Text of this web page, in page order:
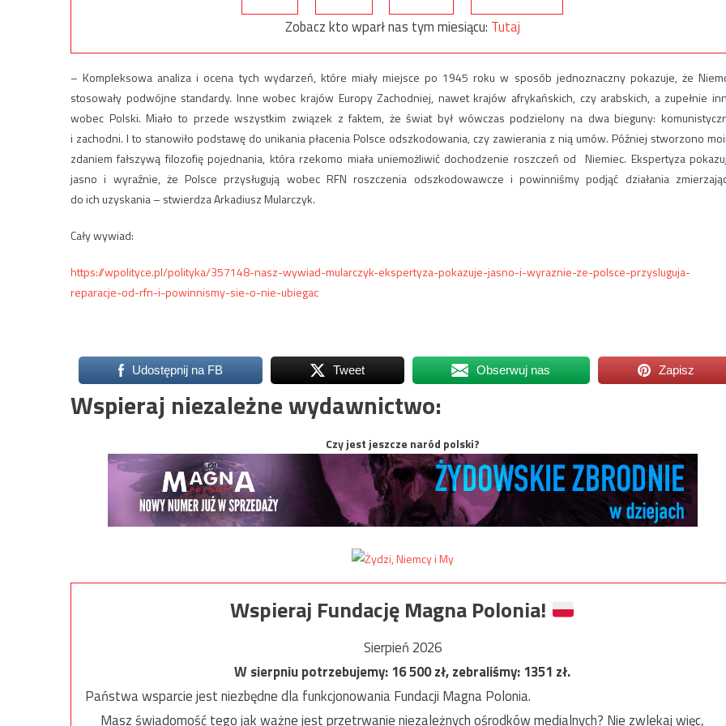
Zobacz kto wparł nas tym miesiącu: Tutaj
– Kompleksowa analiza i ocena tych wydarzeń, które miały miejsce po 1945 roku w sposób jednoznaczny pokazuje, że
stosowały podwójne standardy. Inne wobec krajów Europy Zachodniej, nawet krajów afrykańskich, czy arabskich, a zupełnie
wobec Polski. Miało to przede wszystkim związek z faktem, że świat był wówczas podzielony na dwa bieguny:
i zachodni. I to stanowiło podstawę do unikania płacenia Polsce odszkodowania, czy zawierania z nią umów. Później stworzono
zdaniem fałszywą filozofię pojednania, która rzekomo miała uniemożliwić dochodzenie roszczeń od Niemiec. Ekspertyza
jasno i wyraźnie, że Polsce przysługują wobec RFN roszczenia odszkodowawcze i powinniśmy podjąć działania
do ich uzyskania – stwierdza Arkadiusz Mularczyk.
Cały wywiad:
https://wpolityce.pl/polityka/357148-nasz-wywiad-mularczyk-ekspertyza-pokazuje-jasno-i-wyraznie-ze-polsce-przysluguja-
reparacje-od-rfn-i-powinnismy-sie-o-nie-ubiegac
Udostępnij na FB Tweet Obserwuj nas Zapisz
Wspieraj niezależne wydawnictwo:
Czy jest jeszcze naród polski?
Wspieraj Fundację Magna Polonia!
Sierpień 2026
W sierpniu potrzebujemy:16 500zł, zebraliśmy:1351 zł.
Państwa wsparcie jest niezbędne dla funkcjonowania Fundacji Magna Polonia.
Masz świadomość tego jak ważne jest przetrwanie niezależnych ośrodków medialnych? Nie zwlekaj więc,